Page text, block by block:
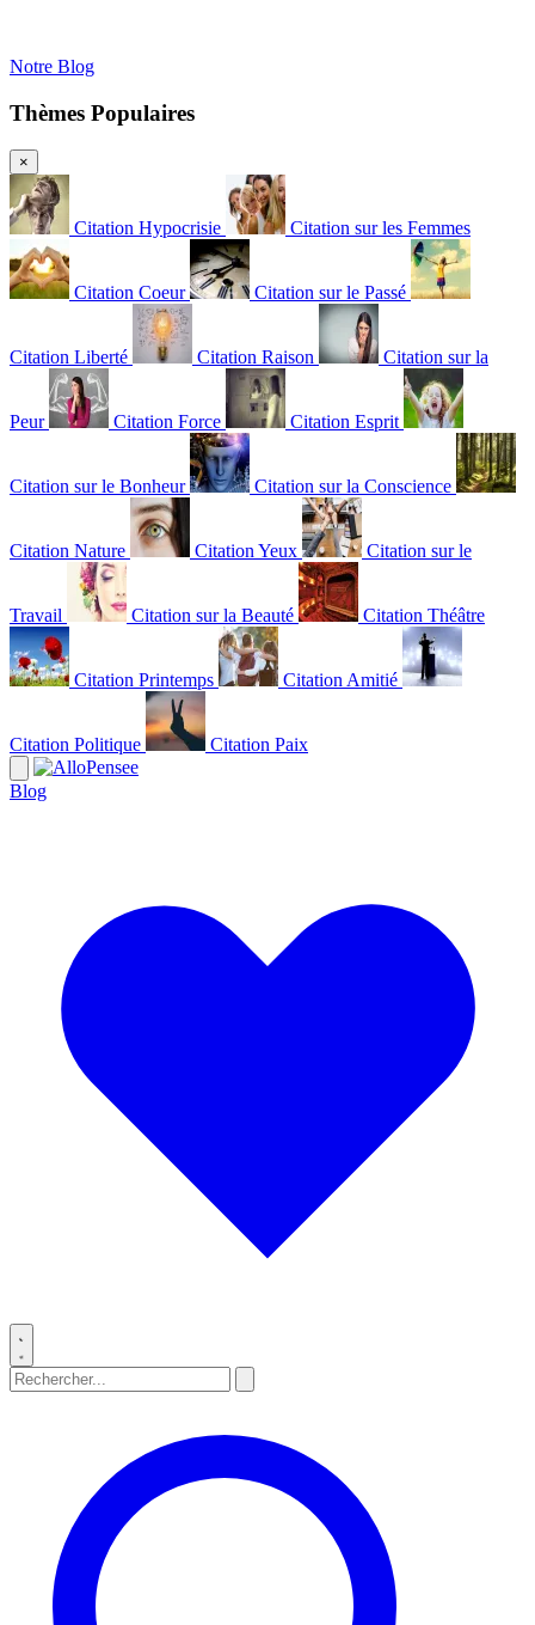
Notre Blog
Thèmes Populaires
×
Citation Hypocrisie Citation sur les Femmes
Citation Coeur Citation sur le Passé
Citation Liberté Citation Raison Citation sur la
Peur Citation Force Citation Esprit
Citation sur le Bonheur Citation sur la Conscience
Citation Nature Citation Yeux Citation sur le
Travail Citation sur la Beauté Citation Théâtre
Citation Printemps Citation Amitié
Citation Politique Citation Paix
Blog